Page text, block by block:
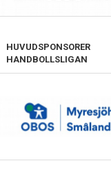
HUVUDSPONSORER
HANDBOLLSLIGAN